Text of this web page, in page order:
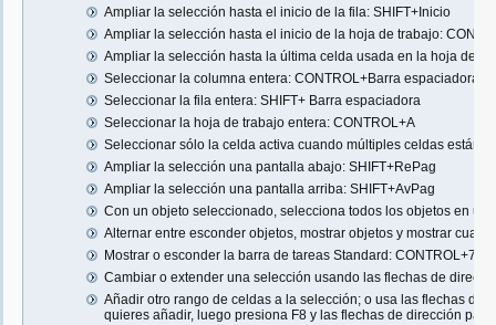
Ampliar la selección hasta el inicio de la fila: SHIFT+Inicio
Ampliar la selección hasta el inicio de la hoja de trabajo:
Ampliar la selección hasta la última celda usada en la hoja de
Seleccionar la columna entera: CONTROL+Barra espaciadora
Seleccionar la fila entera: SHIFT+ Barra espaciadora
Seleccionar la hoja de trabajo entera: CONTROL+A
Seleccionar sólo la celda activa cuando múltiples celdas están
Ampliar la selección una pantalla abajo: SHIFT+RePag
Ampliar la selección una pantalla arriba: SHIFT+AvPag
Con un objeto seleccionado, selecciona todos los objetos en
Alternar entre esconder objetos, mostrar objetos y mostrar
Mostrar o esconder la barra de tareas Standard: CONTROL+7
Cambiar o extender una selección usando las flechas de
Añadir otro rango de celdas a la selección; o usa las flechas de
quieres añadir, luego presiona F8 y las flechas de dirección